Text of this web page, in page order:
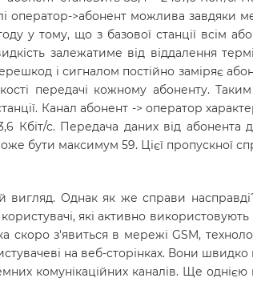
оператор->абонент можлива завдяки
у тому, що з базової станції всім
залежатиме від віддалення
і сигналом постійно заміряє
передачі кожному абоненту.
Канал абонент -> оператор
Кбіт/с. Передача даних від
бути максимум 59. Цієї пропускної
вигляд. Однак як же справи
які активно
скоро з'явиться в мережі GSM,
на веб-сторінках. Вони
комунікаційних каналів. Ще